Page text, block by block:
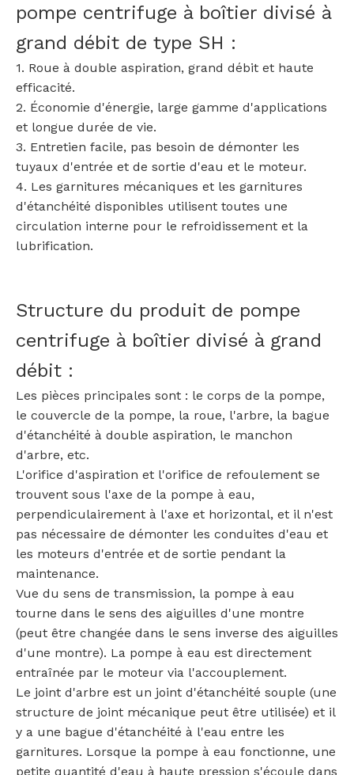
pompe centrifuge à boîtier divisé à
grand débit de type SH :
1. Roue à double aspiration, grand débit et haute
efficacité.
2. Économie d'énergie, large gamme d'applications
et longue durée de vie.
3. Entretien facile, pas besoin de démonter les
tuyaux d'entrée et de sortie d'eau et le moteur.
4. Les garnitures mécaniques et les garnitures
d'étanchéité disponibles utilisent toutes une
circulation interne pour le refroidissement et la
lubrification.
Structure du produit de pompe
centrifuge à boîtier divisé à grand
débit :
Les pièces principales sont : le corps de la pompe,
le couvercle de la pompe, la roue, l'arbre, la bague
d'étanchéité à double aspiration, le manchon
d'arbre, etc.
L'orifice d'aspiration et l'orifice de refoulement se
trouvent sous l'axe de la pompe à eau,
perpendiculairement à l'axe et horizontal, et il n'est
pas nécessaire de démonter les conduites d'eau et
les moteurs d'entrée et de sortie pendant la
maintenance.
Vue du sens de transmission, la pompe à eau
tourne dans le sens des aiguilles d'une montre
(peut être changée dans le sens inverse des aiguilles
d'une montre). La pompe à eau est directement
entraînée par le moteur via l'accouplement.
Le joint d'arbre est un joint d'étanchéité souple (une
structure de joint mécanique peut être utilisée) et il
y a une bague d'étanchéité à l'eau entre les
garnitures. Lorsque la pompe à eau fonctionne, une
petite quantité d'eau à haute pression s'écoule dans